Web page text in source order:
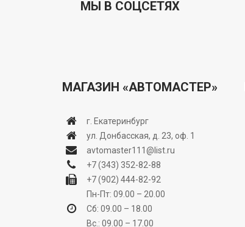
МЫ В СОЦСЕТЯХ
МАГАЗИН «АВТОМАСТЕР»
г. Екатеринбург
ул. Донбасская, д. 23, оф. 1
avtomaster111@list.ru
+7 (343) 352-82-88
+7 (902) 444-82-92
Пн-Пт: 09.00 – 20.00
Сб: 09.00 – 18.00
Вс.: 09.00 – 17.00